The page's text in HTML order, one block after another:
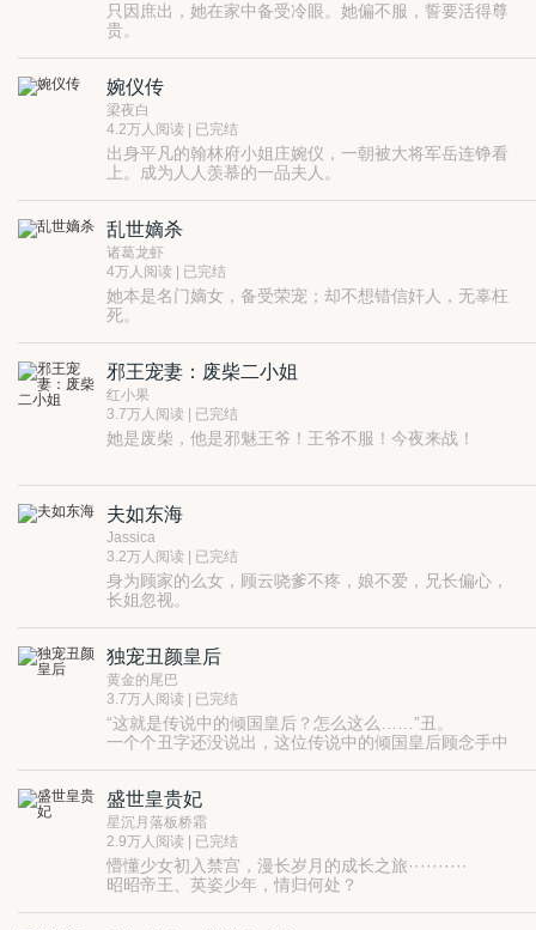
只因庶出，她在家中备受冷眼。她偏不服，誓要活得尊
贵。
涅槃重生，脸上丑陋的疤痕点燃了她反抗之心。
他尽心守护，她步步为营。那个改她命格的男人，究竟
是她的良人还是仇人？
带着恨意一路走来，烽火连天遍地狼藉，她足踏鲜血，
铺就一条通向凤阙的路……
婉仪传
梁夜白
4.2万人阅读 | 已完结
出身平凡的翰林府小姐庄婉仪，一朝被大将军岳连铮看
上。成为人人羡慕的一品夫人。
连铮陪葬。
死而复生的庄婉仪，下定决心不再任人欺凌。
笼络，出身尊贵的嫂嫂。
打脸，放肆恶毒的弟媳。
与神秘的庶子结为盟友。
勇夺管家大权之后，庄婉仪弃若敝履，振臂一呼——
本小姐要改嫁！
乱世嫡杀
诸葛龙虾
4万人阅读 | 已完结
她本是名门嫡女，备受荣宠；却不想错信奸人，无辜枉
死。
祖母贪慕权势，父亲自私自利，姨娘心狠手辣，庶妹心
机深沉……
她只笑问一句：那又如何？
摒弃了前世性格中的高傲与疏离，她手段凌厉，
周旋于内宅之间，辗转于朝堂之上！
邪王宠妻：废柴二小姐
红小果
3.7万人阅读 | 已完结
她是废柴，他是邪魅王爷！王爷不服！今夜来战！
夫如东海
Jassica
3.2万人阅读 | 已完结
身为顾家的么女，顾云哓爹不疼，娘不爱，兄长偏心，
长姐忽视。
谁知道萧太傅一句戏言，顾云哓被他的海东青选中，成
为了太傅夫人。
这可捅了马蜂窝，谁不知道萧太傅是顾云哓长姐的心上
人？
顾云哓从来不争，那是觉得没必要。但是欺负到她头上
来，要抢自己的男人，害自己的性命，就绝不会有半点
退缩和妥协！
独宠丑颜皇后
黄金的尾巴
3.7万人阅读 | 已完结
“这就是传说中的倾国皇后？怎么这么……”丑。
一个个丑字还没说出，这位传说中的倾国皇后顾念手中
神色冷漠却面色绯红地说道：“闭嘴，别说话，自己
动……”
盛世皇贵妃
星沉月落板桥霜
2.9万人阅读 | 已完结
懵懂少女初入禁宫，漫长岁月的成长之旅··········
昭昭帝王、英姿少年，情归何处？